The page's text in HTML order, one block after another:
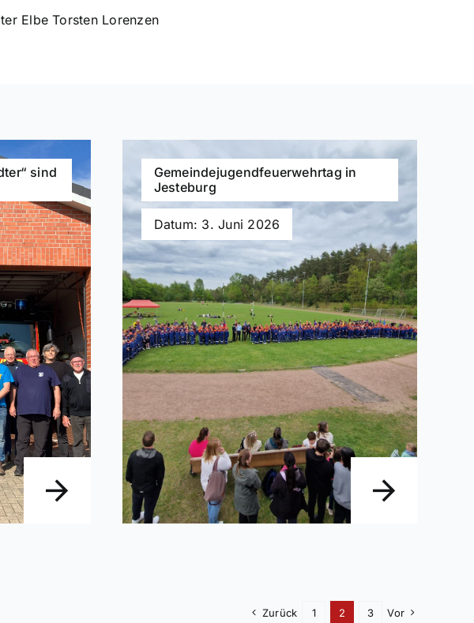
Elbe Torsten Lorenzen
sind
Gemeindejugendfeuerwehrtag in
Jesteburg
Datum: 3. Juni 2026
Zurück 1 2 3 Vor